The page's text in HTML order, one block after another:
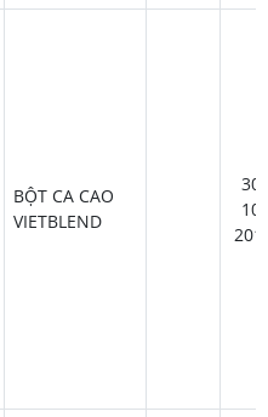
BỘT CA CAO
VIETBLEND
30-
10-